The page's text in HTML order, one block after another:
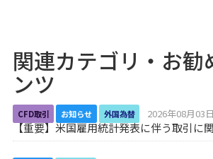
関連カテゴリ・お勧
ンツ
CFD取引 お知らせ 外国為替 2026年08月03
【重要】米国雇用統計発表に伴う取引に